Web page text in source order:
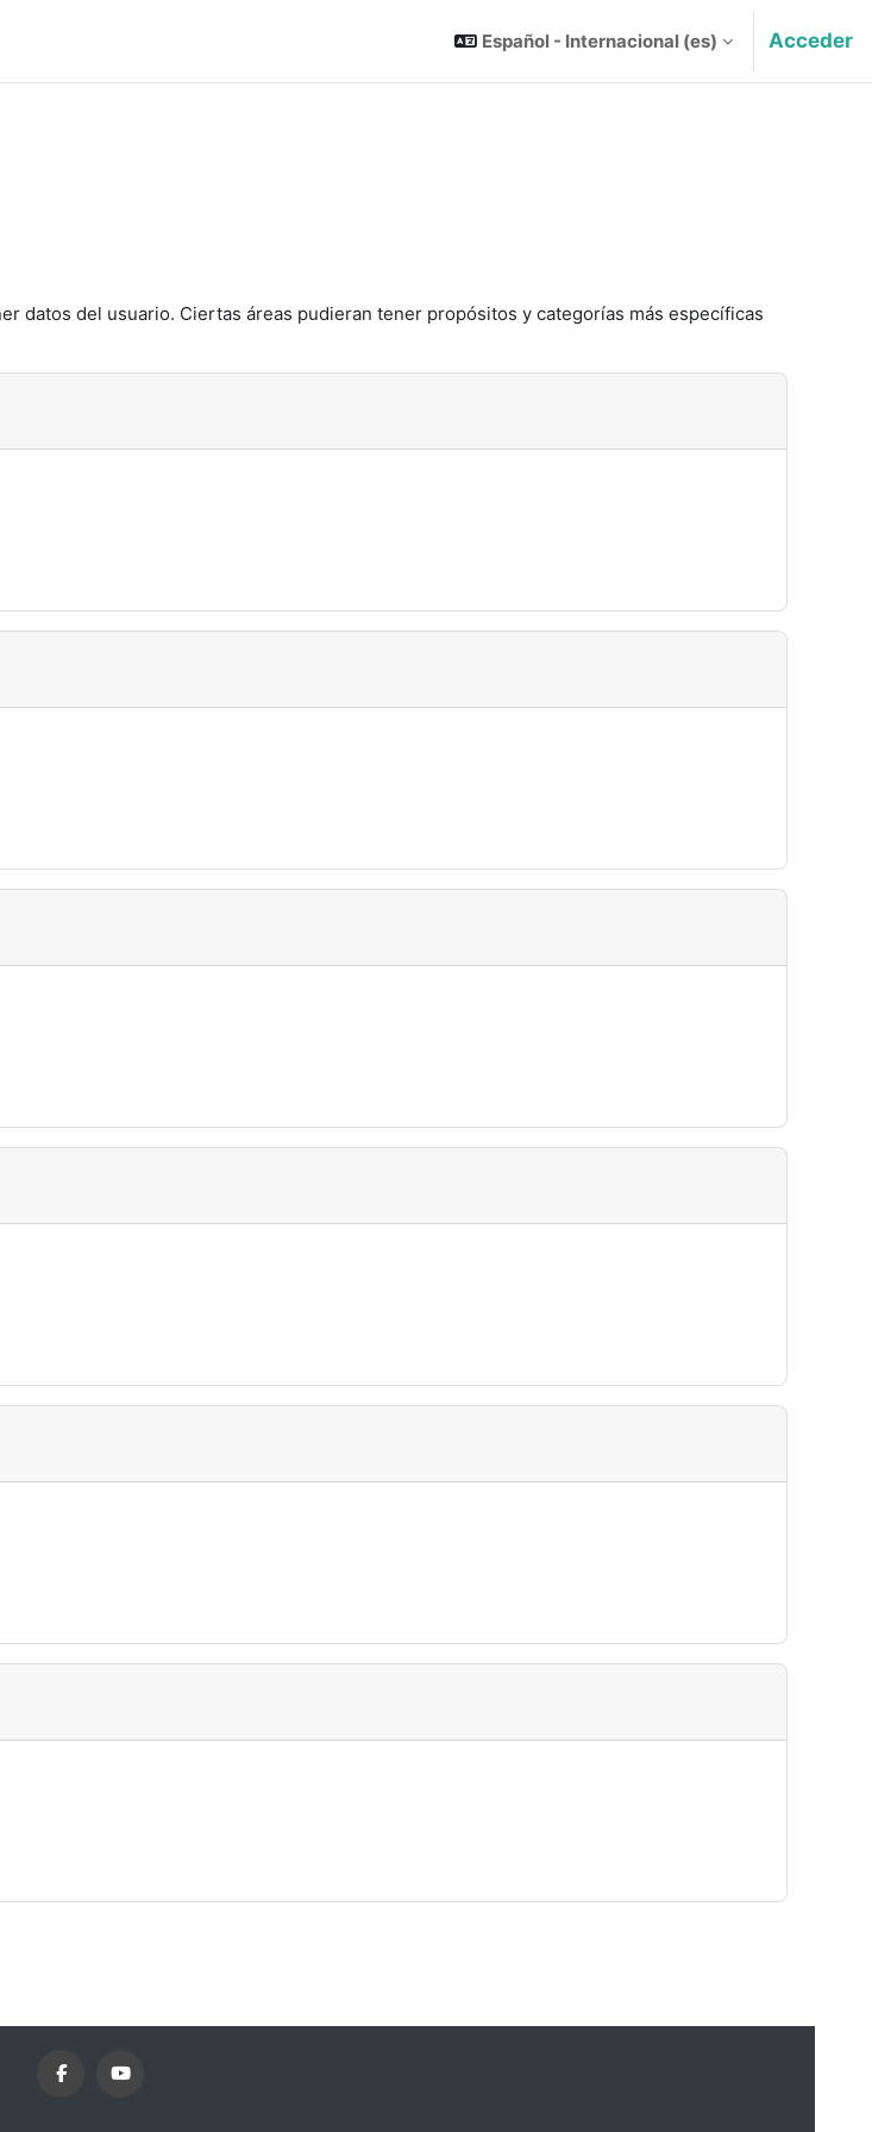
Español - Internacional ‎(es)‎ Acceder
datos del usuario. Ciertas áreas pudieran tener propósitos y categorías más específicas